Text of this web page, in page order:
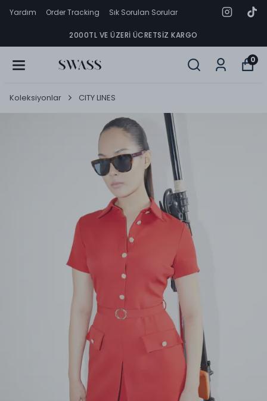
Yardım Order Tracking Sık Sorulan Sorular
2000TL VE ÜZERI ÜCRETSIZ KARGO
0
Koleksiyonlar CITY LINES